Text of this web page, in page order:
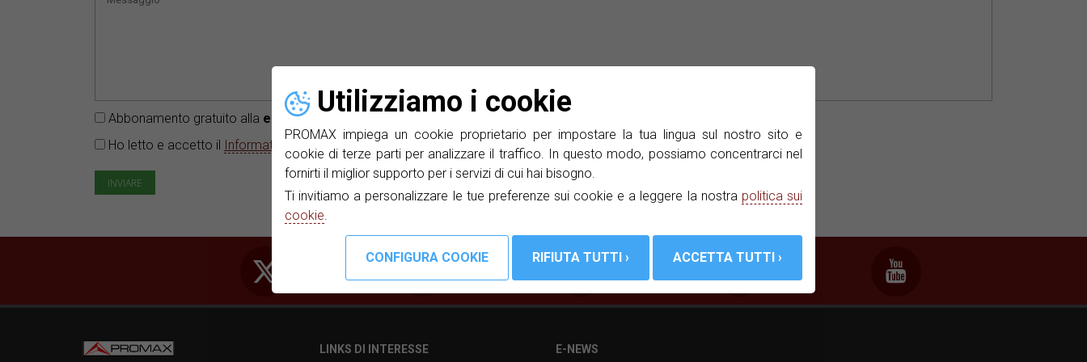
Utilizziamo i cookie
PROMAX impiega un cookie proprietario per impostare la tua lingua sul nostro sito e
cookie di terze parti per analizzare il traffico. In questo modo, possiamo concentrarci nel
fornirti il miglior supporto per i servizi di cui hai bisogno.
Ti invitiamo a personalizzare le tue preferenze sui cookie e a leggere la nostra politica sui
cookie.
Abbonamento gratuito alla e-News
Ho letto e accetto il Informativa sulla privacy
LINKS DI INTERESSE E-NEWS